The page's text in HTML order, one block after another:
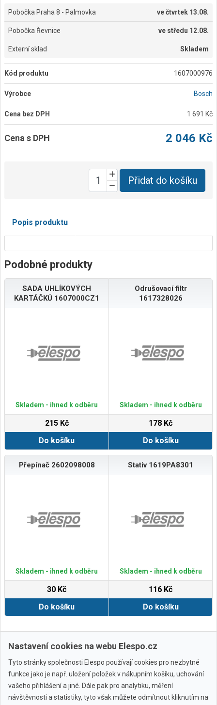
Pobočka Praha 8 - Palmovka večtvrtek 13.08.
Pobočka Řevnice ve středu 12.08.
Externí sklad Skladem
Kód produktu 1607000976
Výrobce Bosch
Cena bez DPH 1 691 Kč
Cena s DPH 2 046 Kč
Přidat do košíku
Popis produktu
Podobné produkty
SADA UHLÍKOVÝCH
KARTÁČKŮ 1607000CZ1
Skladem - ihned k odběru
215 Kč
Do košíku
Odrušovací filtr
1617328026
Skladem - ihned k odběru
178 Kč
Do košíku
Přepínač 2602098008
Skladem - ihned k odběru
30 Kč
Do košíku
Stativ 1619PA8301
Skladem - ihned k odběru
116 Kč
Do košíku
Zobrazit další
Nastavení cookies na webu Elespo.cz
Tyto stránky společnosti Elespo používají cookies pro nezbytné
funkce jako je např. uložení položek v nákupním košíku, uchování
vašeho přihlášení a jiné. Dále pak pro analytiku, měření
návštěvnosti a statistiky, tyto však můžete odmítnout kliknutím na